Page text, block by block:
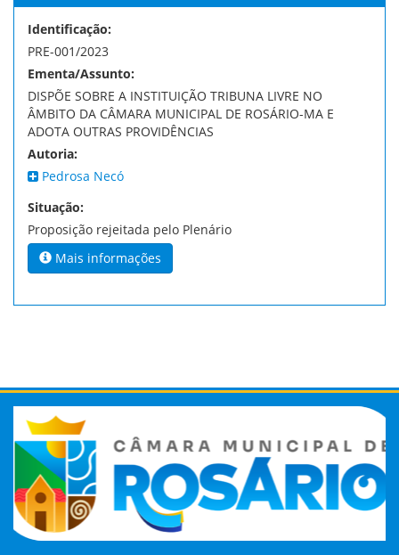
Identificação:
PRE-001/2023
Ementa/Assunto:
DISPÕE SOBRE A INSTITUIÇÃO TRIBUNA LIVRE NO
ÂMBITO DA CÂMARA MUNICIPAL DE ROSÁRIO-MA E
ADOTA OUTRAS PROVIDÊNCIAS
Autoria:
Pedrosa Necó
Situação:
Proposição rejeitada pelo Plenário
Mais informações